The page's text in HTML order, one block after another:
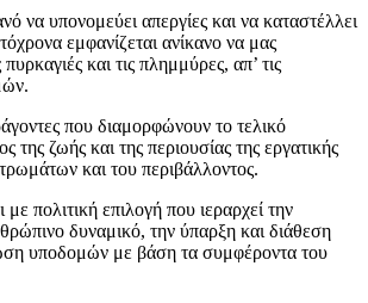
να υπονομεύει απεργίες και να καταστέλλει
εμφανίζεται ανίκανο να μας
και τις πλημμύρες, απ’ τις
που διαμορφώνουν το τελικό
της ζωής και της περιουσίας της εργατικής
και του περιβάλλοντος.
πολιτική επιλογή που ιεραρχεί την
δυναμικό, την ύπαρξη και διάθεση
υποδομών με βάση τα συμφέροντα του